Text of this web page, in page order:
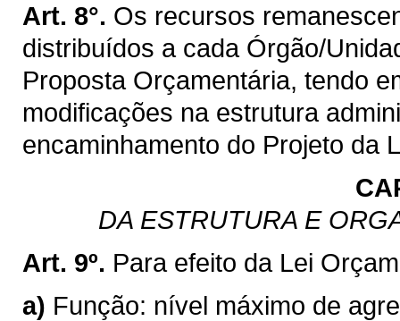
Art. 8°. Os recursos
distribuídos a cada Órgão/
Proposta Orçamentária, tendo
modificações na estrutura
encaminhamento do Projeto da
DA ESTRUTURA E
Art. 9º. Para efeito da Lei
a) Função: nível máximo de